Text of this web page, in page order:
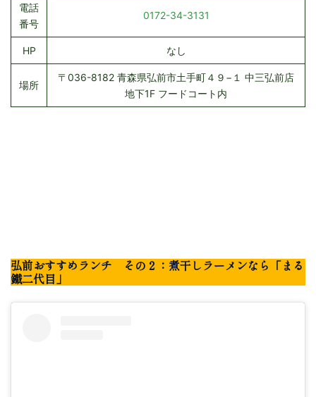
電話
番号
0172-34-3131
HP なし
場所
〒036-8182 青森県弘前市土手町４９−１ 中三弘前店
地下1F フードコート内
弘前おすすめランチ その２：煮干しラーメンなら「まる
鐵二代目」